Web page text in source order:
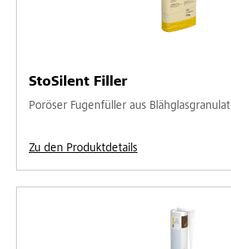
StoSilent Filler
Poröser Fugenfüller aus Blähglasgranulat
Zu den Produktdetails